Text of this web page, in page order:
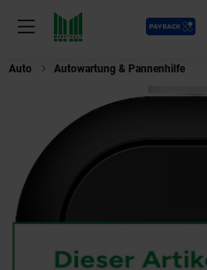
Menü
Payback
Auto Autowartung & Pannenhilfe